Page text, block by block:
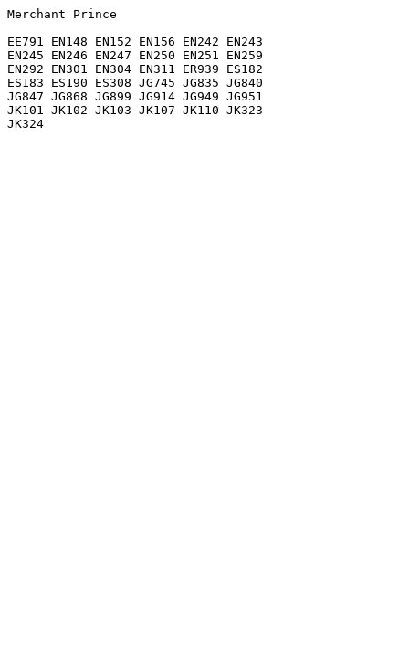
Merchant Prince
EE791 EN148 EN152 EN156 EN242 EN243
EN245 EN246 EN247 EN250 EN251 EN259
EN292 EN301 EN304 EN311 ER939 ES182
ES183 ES190 ES308 JG745 JG835 JG840
JG847 JG868 JG899 JG914 JG949 JG951
JK101 JK102 JK103 JK107 JK110 JK323
JK324